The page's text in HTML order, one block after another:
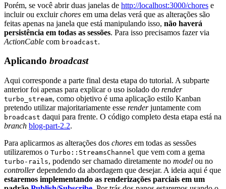
Porém, se você abrir duas janelas de http://localhost:3000/chores e
incluir ou excluirchores em uma delas verá que as alterações são
feitas apenas na janela que está manipulando isso, não haverá
persistência em todas as sessões. Para isso precisamos fazer via
ActionCable com broadcast.
Aplicando broadcast
Aqui corresponde a parte final desta etapa do tutorial. A subparte
anterior foi apenas para explicar o uso isolado do render
turbo_stream, como objetivo é uma aplicação estilo Kanban
pretendo utilizar majoritariamente esse renderjuntamente com
broadcast daqui para frente. O código completo desta etapa está na
branch blog-part-2.2.
Para aplicarmos as alterações dos chores em todas as sessões
utilizaremos o Turbo::StreamsChannel que vem com a gema
turbo-rails, podendo ser chamado diretamente no model ou no
controllerdependendo da abordagem que desejar. A ideia aqui é que
estaremos implementando as renderizações parciais em um